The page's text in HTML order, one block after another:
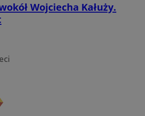
Wojciecha Kałuży.